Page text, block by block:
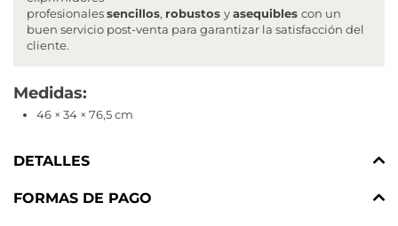
profesionalessencillos, robustos yasequibles con un
buen servicio post-venta para garantizar la satisfacción del
cliente.
Medidas:
46 × 34 × 76,5 cm
DETALLES
FORMAS DE PAGO